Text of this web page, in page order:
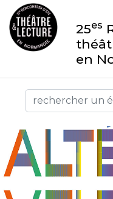
25es
en